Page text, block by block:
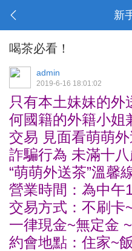
新
喝茶必看！
admin
2019-6-16 18:01:02
只有本土妹妹的外
何國籍的外籍小
交易 見面看萌萌
詐騙行為 未滿十八
“萌萌外送茶”溫馨
營業時間：為中午
交易方式：不刷卡
一律現金~無定金 ~
約會地點：住家~